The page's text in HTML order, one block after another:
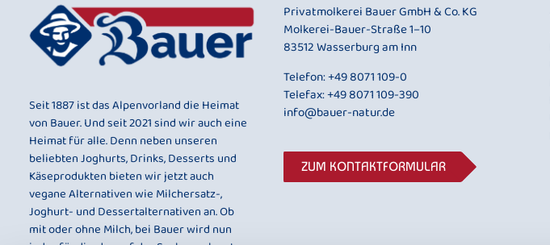
Seit 1887 ist das Alpenvorland die Heimat
von Bauer. Und seit 2021 sind wir auch eine
Heimat für alle. Denn neben unseren
beliebten Joghurts, Drinks, Desserts und
Käseprodukten bieten wir jetzt auch
vegane Alternativen wie Milchersatz-,
Joghurt- und Dessertalternativen an. Ob
mit oder ohne Milch, bei Bauer wird nun
Privatmolkerei Bauer GmbH & Co. KG
Molkerei-Bauer-Straße 1–10
83512 Wasserburg am Inn
Telefon:+49 8071 109-0
Telefax: +49 8071 109-390
info@bauer-natur.de
ZUM KONTAKTFORMULAR